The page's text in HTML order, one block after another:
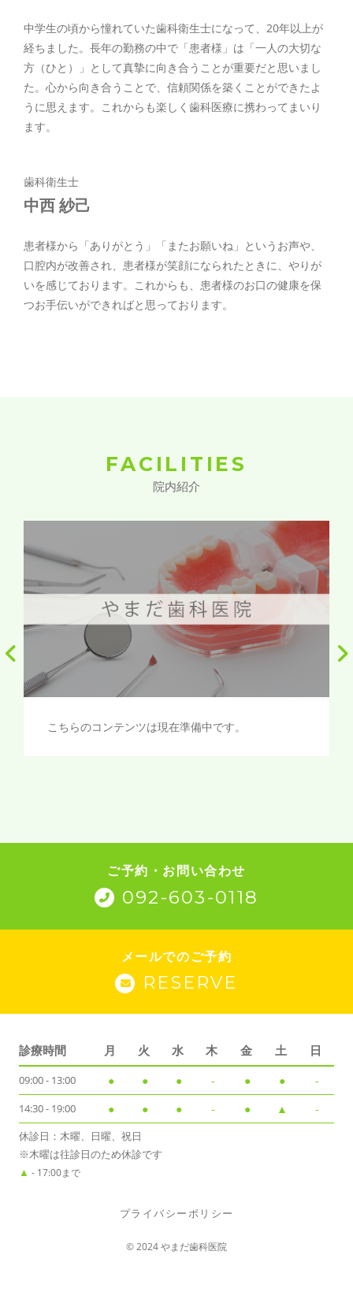
中学生の頃から憧れていた歯科衛生士になって、20年以上が
経ちました。長年の勤務の中で「患者様」は「一人の大切な
方（ひと）」として真摯に向き合うことが重要だと思いまし
た。心から向き合うことで、信頼関係を築くことができたよ
うに思えます。これからも楽しく歯科医療に携わってまいり
ます。
歯科衛生士
中西 紗己
患者様から「ありがとう」「またお願いね」というお声や、
口腔内が改善され、患者様が笑顔になられたときに、やりが
いを感じております。これからも、患者様のお口の健康を保
つお手伝いができればと思っております。
FACILITIES
院内紹介
こちらのコンテンツは現在準備中です。
ご予約・お問い合わせ
092-603-0118
メールでのご予約
RESERVE
診療時間 月 火 水 木 金 土 日
09:00 - 13:00 ● ● ● - ● ● -
14:30 - 19:00 ● ● ● - ● ▲ -
休診日：木曜、日曜、祝日
※木曜は往診日のため休診です
▲ - 17:00まで
プライバシーポリシー
© 2024 やまだ歯科医院